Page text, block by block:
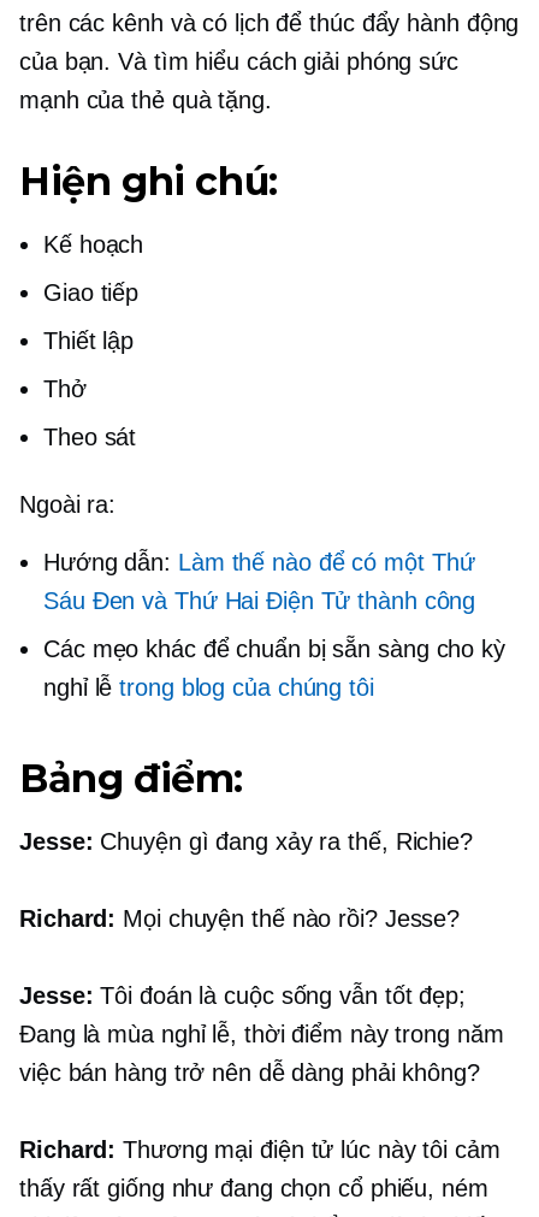
trên các kênh và có lịch để thúc đẩy hành động
của bạn. Và tìm hiểu cách giải phóng sức
mạnh của thẻ quà tặng.
Hiện ghi chú:
Kế hoạch
Giao tiếp
Thiết lập
Thở
Theo sát
Ngoài ra:
Hướng dẫn: Làm thế nào để có một Thứ
Sáu Đen và Thứ Hai Điện Tử thành công
Các mẹo khác để chuẩn bị sẵn sàng cho kỳ
nghỉ lễtrong blog của chúng tôi
Bảng điểm:
Jesse: Chuyện gì đang xảy ra thế, Richie?
Richard: Mọi chuyện thế nào rồi? Jesse?
Jesse: Tôi đoán là cuộc sống vẫn tốt đẹp;
Đang là mùa nghỉ lễ, thời điểm này trong năm
việc bán hàng trở nên dễ dàng phải không?
Richard: Thương mại điện tử lúc này tôi cảm
thấy rất giống như đang chọn cổ phiếu, ném